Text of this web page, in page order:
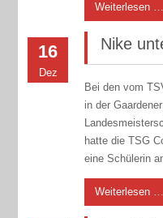
Weiterlesen …
16
Dez
Nike
Bei den vom
in der
hatte die TSG
eine Schülerin
Weiterlesen …